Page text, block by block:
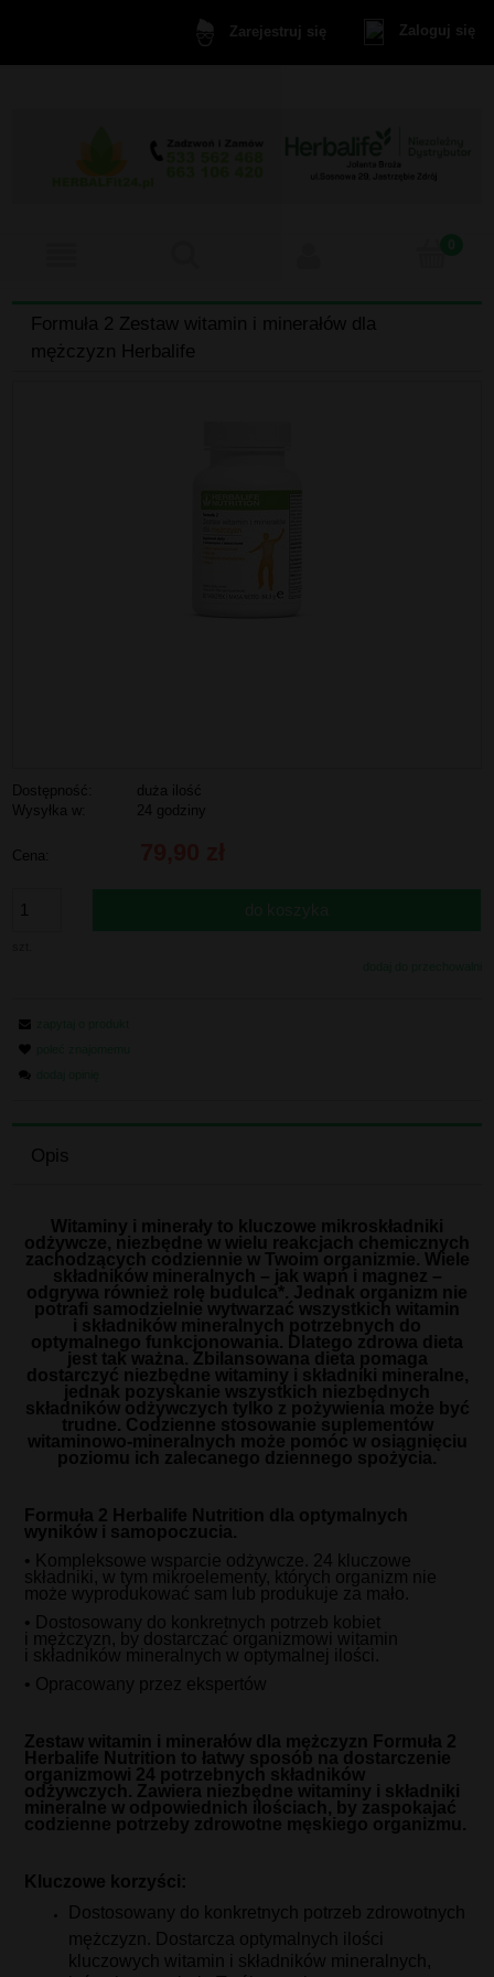
Zarejestruj się Zaloguj się
Formuła 2 Zestaw witamin i minerałów dla
mężczyzn Herbalife
Dostępność:
duża ilość
Wysyłka w:
24 godziny
Cena:
Opis
Witaminy i minerały to kluczowe mikroskładniki
odżywcze, niezbędne w wielu reakcjach chemicznych
zachodzących codziennie w Twoim organizmie. Wiele
składników mineralnych – jak wapń i magnez –
odgrywa również rolę budulca*. Jednak organizm nie
potrafi samodzielnie wytwarzać wszystkich witamin
i składników mineralnych potrzebnych do
optymalnego funkcjonowania. Dlatego zdrowa dieta
jest tak ważna. Zbilansowana dieta pomaga
dostarczyć niezbędne witaminy i składniki mineralne,
jednak pozyskanie wszystkich niezbędnych
składników odżywczych tylko z pożywienia może być
trudne. Codzienne stosowanie suplementów
witaminowo-mineralnych może pomóc w osiągnięciu
poziomu ich zalecanego dziennego spożycia.
Formuła 2 Herbalife Nutrition dla optymalnych
wyników i samopoczucia.
• Kompleksowe wsparcie odżywcze. 24 kluczowe
składniki, w tym mikroelementy, których organizm nie
może wyprodukować sam lub produkuje za mało.
• Dostosowany do konkretnych potrzeb kobiet
i mężczyzn, by dostarczać organizmowi witamin
i składników mineralnych w optymalnej ilości.
• Opracowany przez ekspertów
Zestaw witamin i minerałów dla mężczyzn Formuła 2
Herbalife Nutrition to łatwy sposób na dostarczenie
organizmowi 24 potrzebnych składników
odżywczych. Zawiera niezbędne witaminy i składniki
mineralne w odpowiednich ilościach, by zaspokajać
codzienne potrzeby zdrowotne męskiego organizmu.
Kluczowe korzyści:
Dostosowany do konkretnych potrzeb zdrowotnych
mężczyzn. Dostarcza optymalnych ilości
kluczowych witamin i składników mineralnych,